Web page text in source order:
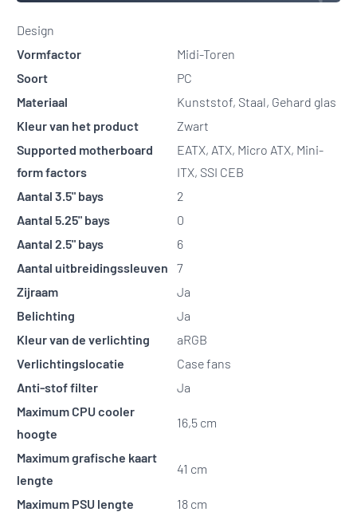
Design
Vormfactor
Midi-Toren
Soort
PC
Materiaal
Kunststof, Staal, Gehard glas
Kleur van het product
Zwart
Supported motherboard
form factors
EATX, ATX, Micro ATX, Mini-
ITX, SSI CEB
Aantal 3.5" bays
2
Aantal 5.25" bays
0
Aantal 2.5" bays
6
Aantal uitbreidingssleuven
7
Zijraam
Ja
Belichting
Ja
Kleur van de verlichting
aRGB
Verlichtingslocatie
Case fans
Anti-stof filter
Ja
Maximum CPU cooler
hoogte
16,5 cm
Maximum grafische kaart
lengte
41 cm
Maximum PSU lengte
18 cm